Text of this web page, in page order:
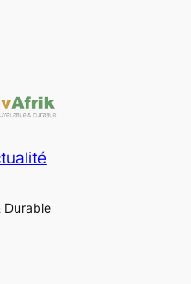
Durable